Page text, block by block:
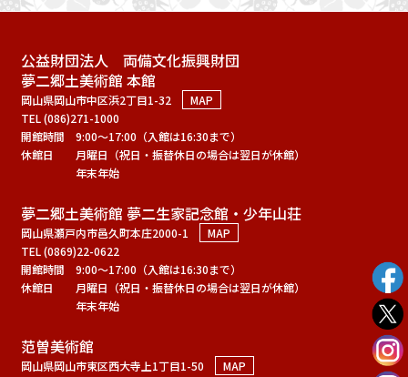
公益財団法人 両備文化振興財団
夢二郷土美術館 本館
岡山県岡山市中区浜2丁目1-32
MAP
TEL (086)271-1000
開館時間
9:00～17:00（入館は16:30まで）
休館日
月曜日（祝日・振替休日の場合は翌日が休館）
年末年始
夢二郷土美術館 夢二生家記念館・少年山荘
岡山県瀬戸内市邑久町本庄2000-1
MAP
TEL (0869)22-0622
開館時間
9:00～17:00（入館は16:30まで）
休館日
月曜日（祝日・振替休日の場合は翌日が休館）
年末年始
范曽美術館
岡山県岡山市東区西大寺上1丁目1-50
MAP